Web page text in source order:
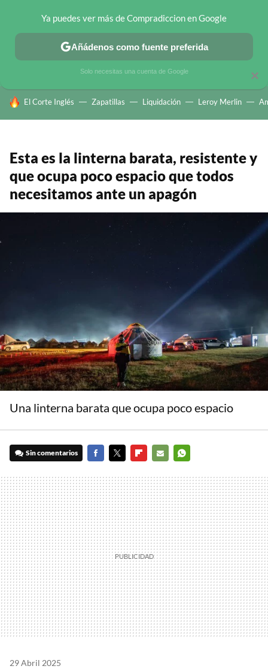
CHOLLOS TELEGRAM OFERTAS EN MÓVILES OFERTAS EN
HOY SE HABLA DE
El Corte Inglés Zapatillas Liquidación Leroy Merlin
Esta es la linterna barata, resistente y
que ocupa poco espacio que todos
necesitamos ante un apagón
Una linterna barata que ocupa poco espacio
Sin comentarios
MAIL
29 Abril 2025
×
Ya puedes ver más de Compradiccion en Google
Añádenos como fuente preferida
Solo necesitas una cuenta de Google